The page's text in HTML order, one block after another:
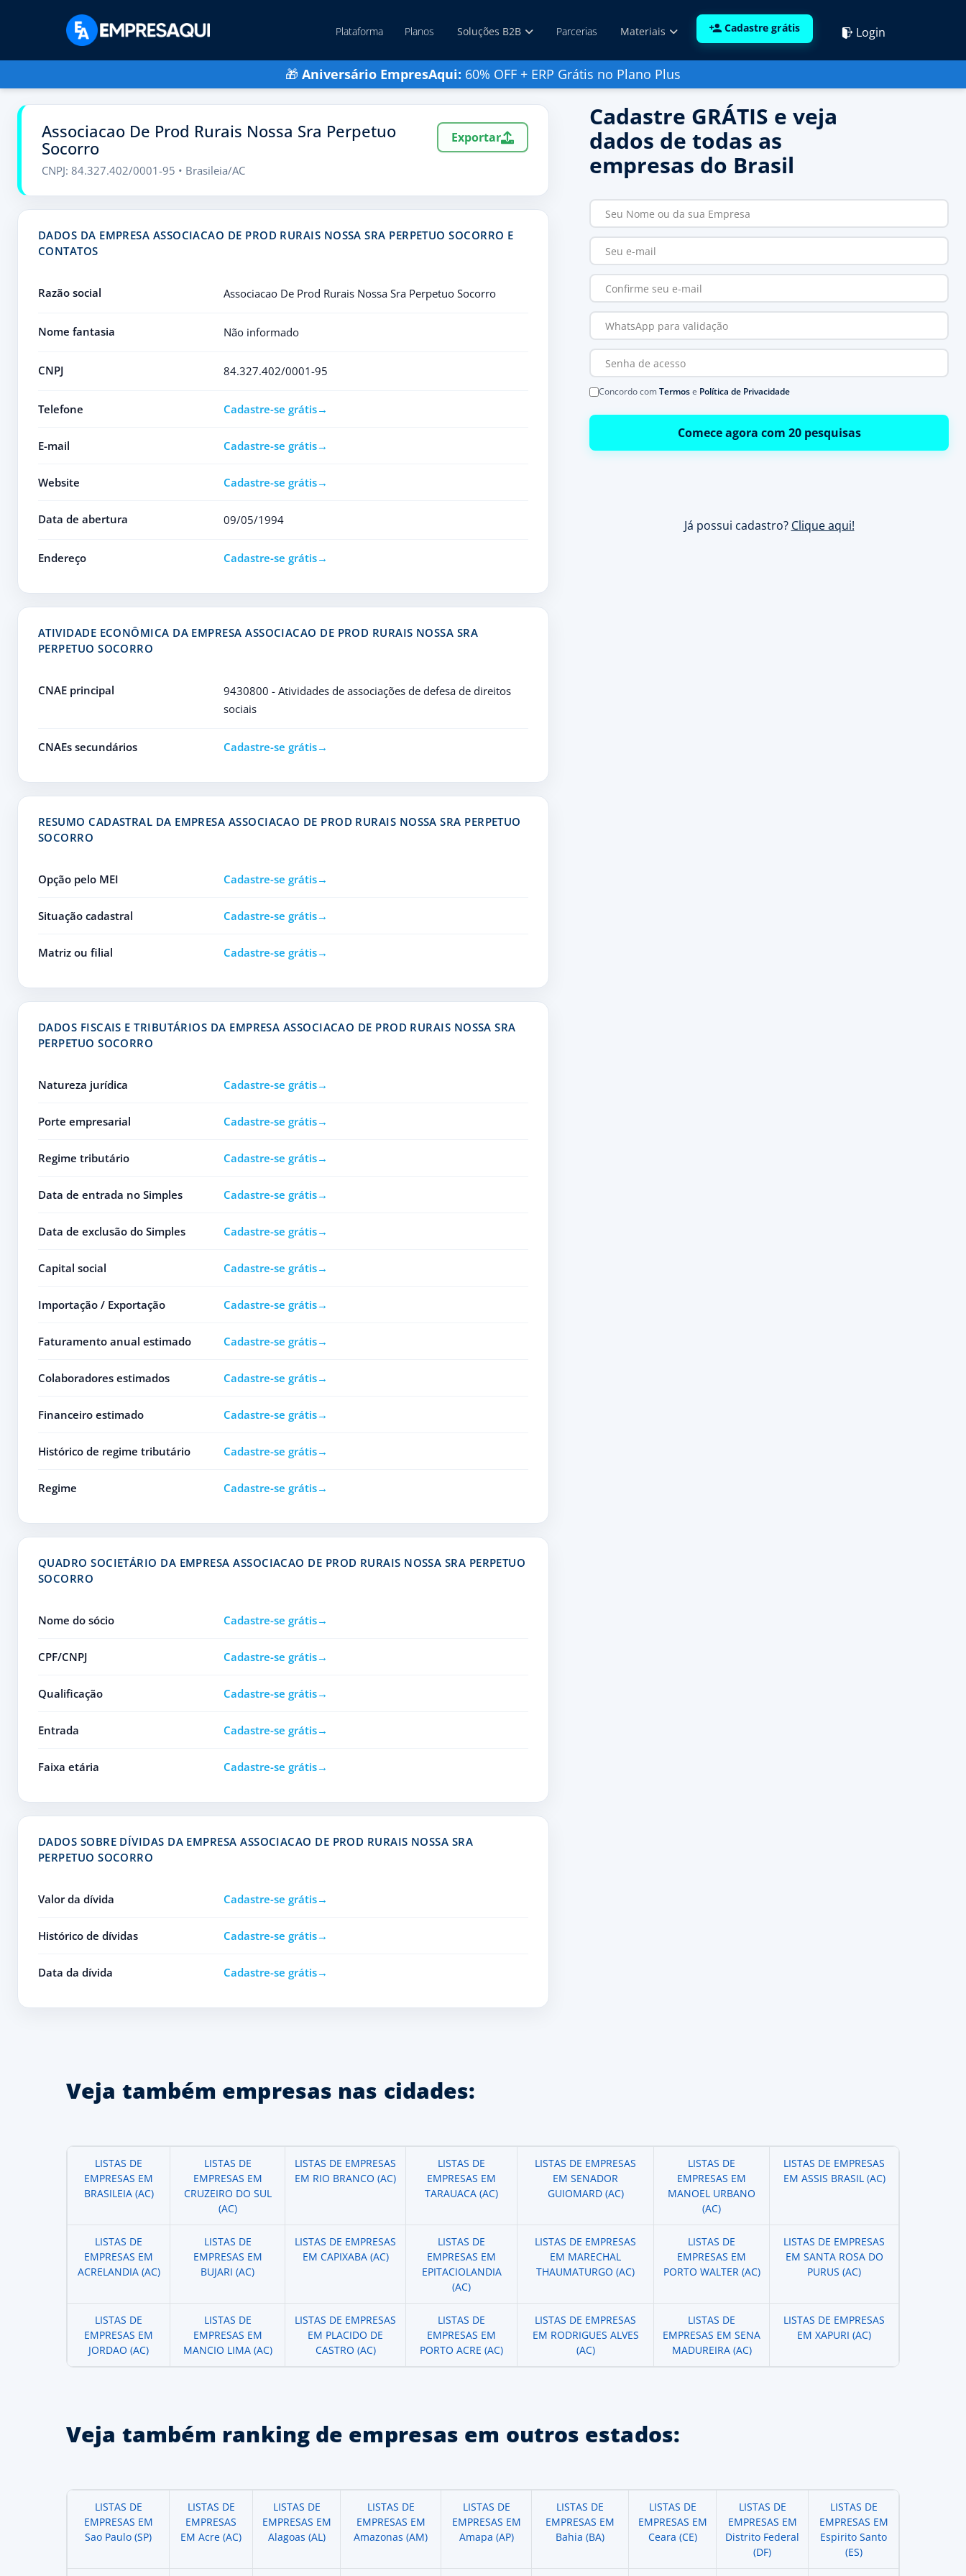
Plataforma Planos Soluções B2B Parcerias Materiais Cadastre grátis Login
🎁 Aniversário EmpresAqui: 60% OFF + ERP Grátis no Plano Plus
Associacao De Prod Rurais Nossa Sra Perpetuo
Socorro
Exportar
CNPJ: 84.327.402/0001-95 • Brasileia/AC
DADOS DA EMPRESA ASSOCIACAO DE PROD RURAIS NOSSA SRA PERPETUO SOCORRO E
CONTATOS
Razão social Associacao De Prod Rurais Nossa Sra Perpetuo Socorro
Nome fantasia Não informado
CNPJ 84.327.402/0001-95
Telefone Cadastre-se grátis
E-mail Cadastre-se grátis
Website Cadastre-se grátis
Data de abertura 09/05/1994
Endereço Cadastre-se grátis
ATIVIDADE ECONÔMICA DA EMPRESA ASSOCIACAO DE PROD RURAIS NOSSA SRA
PERPETUO SOCORRO
CNAE principal
9430800 - Atividades de associações de defesa de direitos
sociais
CNAEs secundários Cadastre-se grátis
RESUMO CADASTRAL DA EMPRESA ASSOCIACAO DE PROD RURAIS NOSSA SRA PERPETUO
SOCORRO
Opção pelo MEI Cadastre-se grátis
Situação cadastral Cadastre-se grátis
Matriz ou filial Cadastre-se grátis
DADOS FISCAIS E TRIBUTÁRIOS DA EMPRESA ASSOCIACAO DE PROD RURAIS NOSSA SRA
PERPETUO SOCORRO
Natureza jurídica Cadastre-se grátis
Porte empresarial Cadastre-se grátis
Regime tributário Cadastre-se grátis
Data de entrada no Simples Cadastre-se grátis
Data de exclusão do Simples Cadastre-se grátis
Capital social Cadastre-se grátis
Importação / Exportação Cadastre-se grátis
Faturamento anual estimado Cadastre-se grátis
Colaboradores estimados Cadastre-se grátis
Financeiro estimado Cadastre-se grátis
Histórico de regime tributário Cadastre-se grátis
Regime Cadastre-se grátis
QUADRO SOCIETÁRIO DA EMPRESA ASSOCIACAO DE PROD RURAIS NOSSA SRA PERPETUO
SOCORRO
Nome do sócio Cadastre-se grátis
CPF/CNPJ Cadastre-se grátis
Qualificação Cadastre-se grátis
Entrada Cadastre-se grátis
Faixa etária Cadastre-se grátis
DADOS SOBRE DÍVIDAS DA EMPRESA ASSOCIACAO DE PROD RURAIS NOSSA SRA
PERPETUO SOCORRO
Valor da dívida Cadastre-se grátis
Histórico de dívidas Cadastre-se grátis
Data da dívida Cadastre-se grátis
Cadastre GRÁTIS e veja
dados de todas as
empresas do Brasil
Concordo comTermose Política de Privacidade
Comece agora com 20 pesquisas
Já possui cadastro? Clique aqui!
Veja também empresas nas cidades:
LISTAS DE
EMPRESAS EM
BRASILEIA (AC)
LISTAS DE
EMPRESAS EM
CRUZEIRO DO SUL
(AC)
LISTAS DE EMPRESAS
EM RIO BRANCO (AC)
LISTAS DE
EMPRESAS EM
TARAUACA (AC)
LISTAS DE EMPRESAS
EM SENADOR
GUIOMARD (AC)
LISTAS DE
EMPRESAS EM
MANOEL URBANO
(AC)
LISTAS DE EMPRESAS
EM ASSIS BRASIL (AC)
LISTAS DE
EMPRESAS EM
ACRELANDIA (AC)
LISTAS DE
EMPRESAS EM
BUJARI (AC)
LISTAS DE EMPRESAS
EM CAPIXABA (AC)
LISTAS DE
EMPRESAS EM
EPITACIOLANDIA
(AC)
LISTAS DE EMPRESAS
EM MARECHAL
THAUMATURGO (AC)
LISTAS DE
EMPRESAS EM
PORTO WALTER (AC)
LISTAS DE EMPRESAS
EM SANTA ROSA DO
PURUS (AC)
LISTAS DE
EMPRESAS EM
JORDAO (AC)
LISTAS DE
EMPRESAS EM
MANCIO LIMA (AC)
LISTAS DE EMPRESAS
EM PLACIDO DE
CASTRO (AC)
LISTAS DE
EMPRESAS EM
PORTO ACRE (AC)
LISTAS DE EMPRESAS
EM RODRIGUES ALVES
(AC)
LISTAS DE
EMPRESAS EM SENA
MADUREIRA (AC)
LISTAS DE EMPRESAS
EM XAPURI (AC)
Veja também ranking de empresas em outros estados:
LISTAS DE
EMPRESAS EM
Sao Paulo (SP)
LISTAS DE
EMPRESAS
EM Acre (AC)
LISTAS DE
EMPRESAS EM
Alagoas (AL)
LISTAS DE
EMPRESAS EM
Amazonas (AM)
LISTAS DE
EMPRESAS EM
Amapa (AP)
LISTAS DE
EMPRESAS EM
Bahia (BA)
LISTAS DE
EMPRESAS EM
Ceara (CE)
LISTAS DE
EMPRESAS EM
Distrito Federal
(DF)
LISTAS DE
EMPRESAS EM
Espirito Santo
(ES)